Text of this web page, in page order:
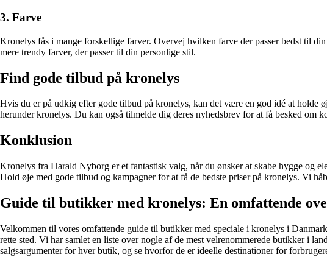
3. Farve
Kronelys fås i mange forskellige farver. Overvej hvilken farve der passer bedst til
mere trendy farver, der passer til din personlige stil.
Find gode tilbud på kronelys
Hvis du er på udkig efter gode tilbud på kronelys, kan det være en god idé at holde
herunder kronelys. Du kan også tilmelde dig deres nyhedsbrev for at få besked om
Konklusion
Kronelys fra Harald Nyborg er et fantastisk valg, når du ønsker at skabe hygge og
Hold øje med gode tilbud og kampagner for at få de bedste priser på kronelys. Vi
Guide til butikker med kronelys: En omfattende
Velkommen til vores omfattende guide til butikker med speciale i kronelys i
rette sted. Vi har samlet en liste over nogle af de mest velrenommerede butikker i
salgsargumenter for hver butik, og se hvorfor de er ideelle destinationer for